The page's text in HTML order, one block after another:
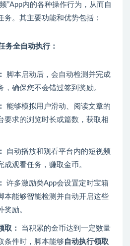
”App内的各种操作行为，从而自
务。其主要功能和优势包括：
务全自动执行：
脚本启动后，会自动检测并完成
，确保您不会错过签到奖励。
能够模拟用户滑动、阅读文章的
要求的浏览时长或篇数，获取相
自动播放和观看平台内的短视频
成观看任务，赚取金币。
许多激励类App会设置定时宝箱
本能够智能检测并自动开启这些
奖励。
取：
当积累的金币达到一定数量
条件时，脚本能够 自动执行领取